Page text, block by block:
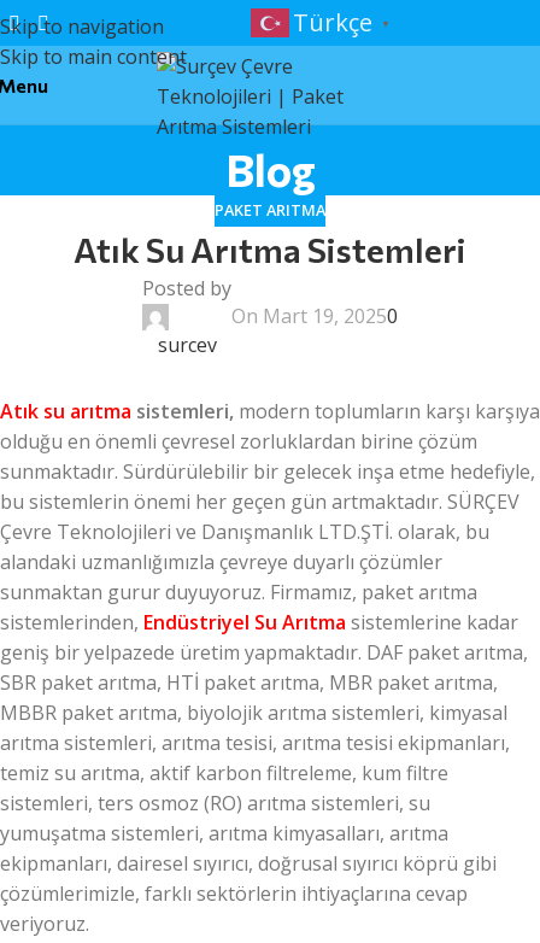
Skip to navigation
Skip to main content
Türkçe ▼
Blog
PAKET ARITMA
Atık Su Arıtma Sistemleri
Posted by
surcev
On Mart 19, 20250
Atık su arıtma sistemleri, modern toplumların karşı karşıya
olduğu en önemli çevresel zorluklardan birine çözüm
sunmaktadır. Sürdürülebilir bir gelecek inşa etme hedefiyle,
bu sistemlerin önemi her geçen gün artmaktadır. SÜRÇEV
Çevre Teknolojileri ve Danışmanlık LTD.ŞTİ. olarak, bu
alandaki uzmanlığımızla çevreye duyarlı çözümler
sunmaktan gurur duyuyoruz. Firmamız, paket arıtma
sistemlerinden, Endüstriyel Su Arıtma sistemlerine kadar
geniş bir yelpazede üretim yapmaktadır. DAF paket arıtma,
SBR paket arıtma, HTİ paket arıtma, MBR paket arıtma,
MBBR paket arıtma, biyolojik arıtma sistemleri, kimyasal
arıtma sistemleri, arıtma tesisi, arıtma tesisi ekipmanları,
temiz su arıtma, aktif karbon filtreleme, kum filtre
sistemleri, ters osmoz (RO) arıtma sistemleri, su
yumuşatma sistemleri, arıtma kimyasalları, arıtma
ekipmanları, dairesel sıyırıcı, doğrusal sıyırıcı köprü gibi
çözümlerimizle, farklı sektörlerin ihtiyaçlarına cevap
veriyoruz.